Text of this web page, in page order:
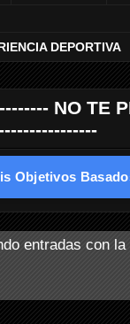
DEPORTIVA
NO TE
Objetivos
entradas con